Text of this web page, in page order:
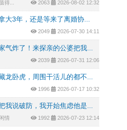
得... 2063 2026-08-02 12:32
大3年，还是等来了离婚协...
2049 2026-07-30 14:11
气炸了！来探亲的公婆把我...
2039 2026-07-31 12:06
龙卧虎，周围干活儿的都不...
1996 2026-07-17 10:32
我说破防，我开始焦虑他是...
情 1992 2026-07-23 12:14